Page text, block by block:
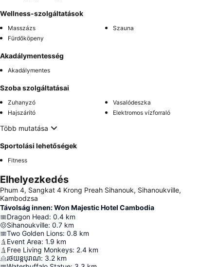
Wellness-szolgáltatások
Masszázs
Szauna
Fürdőköpeny
Akadálymentesség
Akadálymentes
Szoba szolgáltatásai
Zuhanyzó
Vasalódeszka
Hajszárító
Elektromos vízforraló
Több mutatása
Sportolási lehetőségek
Fitness
Elhelyezkedés
Phum 4, Sangkat 4 Krong Preah Sihanouk, Sihanoukville,
Kambodzsa
Távolság innen: Won Majestic Hotel Cambodia
Dragon Head: 0.4 km
Sihanoukville: 0.7 km
Two Golden Lions: 0.8 km
Event Area: 1.9 km
Free Living Monkeys: 2.4 km
រថយន្តបុរាណ: 3.2 km